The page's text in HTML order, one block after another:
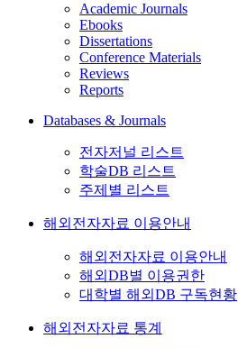
Academic Journals
Ebooks
Dissertations
Conference Materials
Reviews
Reports
Databases & Journals
전자저널 리스트
학술DB 리스트
주제별 리스트
해외전자자료 이용안내
해외전자자료 이용안내
해외DB별 이용권한
대학별 해외DB 구독현황
해외전자자료 통계